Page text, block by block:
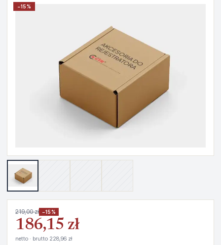
−15%
219,00 zł −15%
186,15 zł
netto · brutto 228,96 zł